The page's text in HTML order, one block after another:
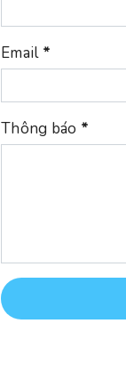
Email *
Thông báo *